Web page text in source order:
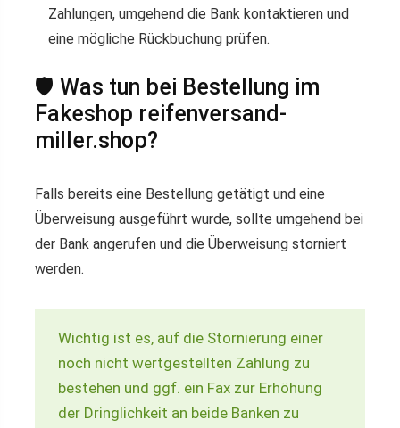
Zahlungen, umgehend die Bank kontaktieren und
eine mögliche Rückbuchung prüfen.
🛡️ Was tun bei Bestellung im
Fakeshop reifenversand-
miller.shop?
Falls bereits eine Bestellung getätigt und eine
Überweisung ausgeführt wurde, sollte umgehend bei
der Bank angerufen und die Überweisung storniert
werden.
Wichtig ist es, auf die Stornierung einer
noch nicht wertgestellten Zahlung zu
bestehen und ggf. ein Fax zur Erhöhung
der Dringlichkeit an beide Banken zu